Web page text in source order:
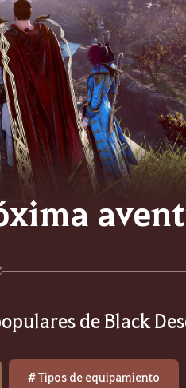
de Black
# Tipos de equipamiento